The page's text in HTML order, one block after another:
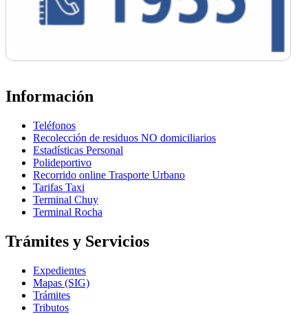
Información
Teléfonos
Recolección de residuos NO domiciliarios
Estadísticas Personal
Polideportivo
Recorrido online Trasporte Urbano
Tarifas Taxi
Terminal Chuy
Terminal Rocha
Trámites y Servicios
Expedientes
Mapas (SIG)
Trámites
Tributos